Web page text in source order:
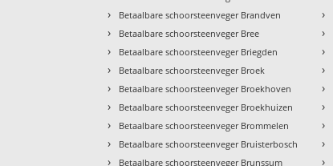
› Betaalbare schoorsteenveger Brandven
› Betaalbare schoorsteenveger Bree
› Betaalbare schoorsteenveger Briegden
› Betaalbare schoorsteenveger Broek
› Betaalbare schoorsteenveger Broekhoven
› Betaalbare schoorsteenveger Broekhuizen
› Betaalbare schoorsteenveger Brommelen
› Betaalbare schoorsteenveger Bruisterbosch
› Betaalbare schoorsteenveger Brunssum
›
›
›
›
›
›
›
›
›